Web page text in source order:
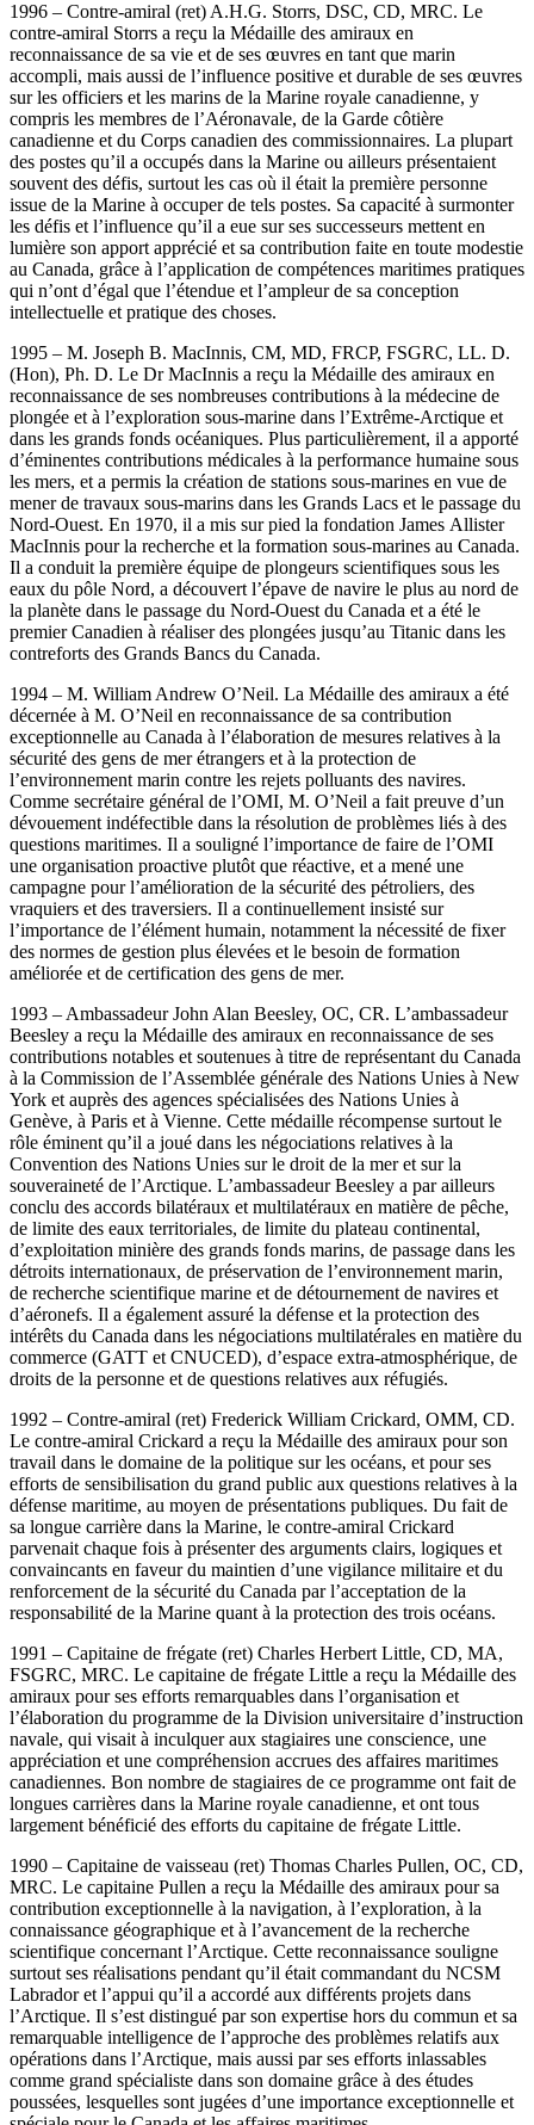
1996 – Contre-amiral (ret) A.H.G. Storrs, DSC, CD, MRC. Le
contre-amiral Storrs a reçu la Médaille des amiraux en
reconnaissance de sa vie et de ses œuvres en tant que marin
accompli, mais aussi de l’influence positive et durable de ses œuvres
sur les officiers et les marins de la Marine royale canadienne, y
compris les membres de l’Aéronavale, de la Garde côtière
canadienne et du Corps canadien des commissionnaires. La plupart
des postes qu’il a occupés dans la Marine ou ailleurs présentaient
souvent des défis, surtout les cas où il était la première personne
issue de la Marine à occuper de tels postes. Sa capacité à surmonter
les défis et l’influence qu’il a eue sur ses successeurs mettent en
lumière son apport apprécié et sa contribution faite en toute modestie
au Canada, grâce à l’application de compétences maritimes pratiques
qui n’ont d’égal que l’étendue et l’ampleur de sa conception
intellectuelle et pratique des choses.
1995 – M. Joseph B. MacInnis, CM, MD, FRCP, FSGRC, LL. D.
(Hon), Ph. D. Le Dr MacInnis a reçu la Médaille des amiraux en
reconnaissance de ses nombreuses contributions à la médecine de
plongée et à l’exploration sous-marine dans l’Extrême‑Arctique et
dans les grands fonds océaniques. Plus particulièrement, il a apporté
d’éminentes contributions médicales à la performance humaine sous
les mers, et a permis la création de stations sous-marines en vue de
mener de travaux sous-marins dans les Grands Lacs et le passage du
Nord-Ouest. En 1970, il a mis sur pied la fondation James Allister
MacInnis pour la recherche et la formation sous-marines au Canada.
Il a conduit la première équipe de plongeurs scientifiques sous les
eaux du pôle Nord, a découvert l’épave de navire le plus au nord de
la planète dans le passage du Nord-Ouest du Canada et a été le
premier Canadien à réaliser des plongées jusqu’au Titanic dans les
contreforts des Grands Bancs du Canada.
1994 – M. William Andrew O’Neil. La Médaille des amiraux a été
décernée à M. O’Neil en reconnaissance de sa contribution
exceptionnelle au Canada à l’élaboration de mesures relatives à la
sécurité des gens de mer étrangers et à la protection de
l’environnement marin contre les rejets polluants des navires.
Comme secrétaire général de l’OMI, M. O’Neil a fait preuve d’un
dévouement indéfectible dans la résolution de problèmes liés à des
questions maritimes. Il a souligné l’importance de faire de l’OMI
une organisation proactive plutôt que réactive, et a mené une
campagne pour l’amélioration de la sécurité des pétroliers, des
vraquiers et des traversiers. Il a continuellement insisté sur
l’importance de l’élément humain, notamment la nécessité de fixer
des normes de gestion plus élevées et le besoin de formation
améliorée et de certification des gens de mer.
1993 – Ambassadeur John Alan Beesley, OC, CR. L’ambassadeur
Beesley a reçu la Médaille des amiraux en reconnaissance de ses
contributions notables et soutenues à titre de représentant du Canada
à la Commission de l’Assemblée générale des Nations Unies à New
York et auprès des agences spécialisées des Nations Unies à
Genève, à Paris et à Vienne. Cette médaille récompense surtout le
rôle éminent qu’il a joué dans les négociations relatives à la
Convention des Nations Unies sur le droit de la mer et sur la
souveraineté de l’Arctique. L’ambassadeur Beesley a par ailleurs
conclu des accords bilatéraux et multilatéraux en matière de pêche,
de limite des eaux territoriales, de limite du plateau continental,
d’exploitation minière des grands fonds marins, de passage dans les
détroits internationaux, de préservation de l’environnement marin,
de recherche scientifique marine et de détournement de navires et
d’aéronefs. Il a également assuré la défense et la protection des
intérêts du Canada dans les négociations multilatérales en matière du
commerce (GATT et CNUCED), d’espace extra-atmosphérique, de
droits de la personne et de questions relatives aux réfugiés.
1992 – Contre-amiral (ret) Frederick William Crickard, OMM, CD.
Le contre-amiral Crickard a reçu la Médaille des amiraux pour son
travail dans le domaine de la politique sur les océans, et pour ses
efforts de sensibilisation du grand public aux questions relatives à la
défense maritime, au moyen de présentations publiques. Du fait de
sa longue carrière dans la Marine, le contre-amiral Crickard
parvenait chaque fois à présenter des arguments clairs, logiques et
convaincants en faveur du maintien d’une vigilance militaire et du
renforcement de la sécurité du Canada par l’acceptation de la
responsabilité de la Marine quant à la protection des trois océans.
1991 – Capitaine de frégate (ret) Charles Herbert Little, CD, MA,
FSGRC, MRC. Le capitaine de frégate Little a reçu la Médaille des
amiraux pour ses efforts remarquables dans l’organisation et
l’élaboration du programme de la Division universitaire d’instruction
navale, qui visait à inculquer aux stagiaires une conscience, une
appréciation et une compréhension accrues des affaires maritimes
canadiennes. Bon nombre de stagiaires de ce programme ont fait de
longues carrières dans la Marine royale canadienne, et ont tous
largement bénéficié des efforts du capitaine de frégate Little.
1990 – Capitaine de vaisseau (ret) Thomas Charles Pullen, OC, CD,
MRC. Le capitaine Pullen a reçu la Médaille des amiraux pour sa
contribution exceptionnelle à la navigation, à l’exploration, à la
connaissance géographique et à l’avancement de la recherche
scientifique concernant l’Arctique. Cette reconnaissance souligne
surtout ses réalisations pendant qu’il était commandant du NCSM
Labrador et l’appui qu’il a accordé aux différents projets dans
l’Arctique. Il s’est distingué par son expertise hors du commun et sa
remarquable intelligence de l’approche des problèmes relatifs aux
opérations dans l’Arctique, mais aussi par ses efforts inlassables
comme grand spécialiste dans son domaine grâce à des études
poussées, lesquelles sont jugées d’une importance exceptionnelle et